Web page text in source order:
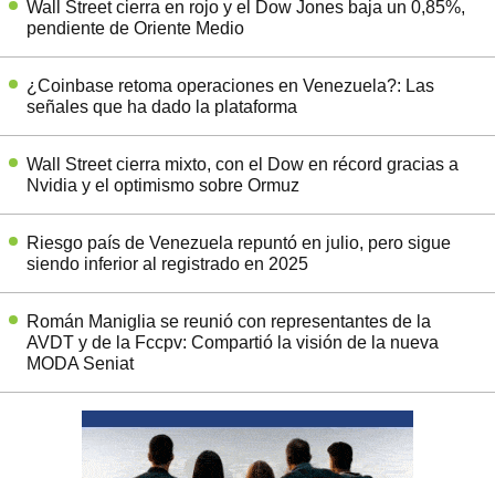
Wall Street cierra en rojo y el Dow Jones baja un 0,85%,
pendiente de Oriente Medio
¿Coinbase retoma operaciones en Venezuela?: Las
señales que ha dado la plataforma
Wall Street cierra mixto, con el Dow en récord gracias a
Nvidia y el optimismo sobre Ormuz
Riesgo país de Venezuela repuntó en julio, pero sigue
siendo inferior al registrado en 2025
Román Maniglia se reunió con representantes de la
AVDT y de la Fccpv: Compartió la visión de la nueva
MODA Seniat